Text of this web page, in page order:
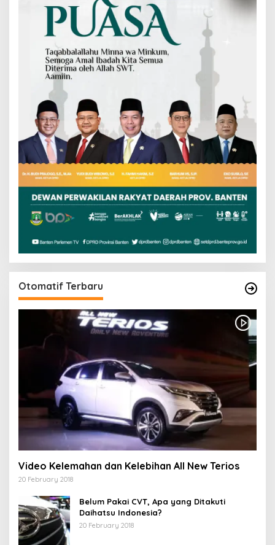
Otomatif Terbaru
Video Kelemahan dan Kelebihan All New Terios
20 February 2018
Belum Pakai CVT, Apa yang Ditakuti
Daihatsu Indonesia?
20 February 2018